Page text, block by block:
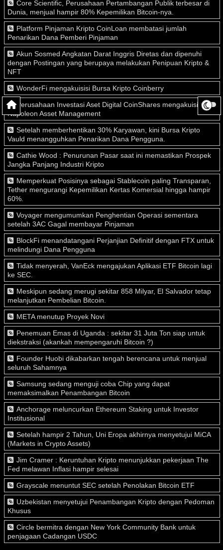
Core Scientific, Perusahaan Pertambangan Publik terbesar di
Dunia, menjual hampir 80% Kepemilikan Bitcoin-nya.
Platform Pinjaman Kripto CoinLoan membatasi jumlah
Penarikan Dana Pemberi Pinjaman
Akun Sosmed Angkatan Darat Inggris Diretas dan dipenuhi
dengan Postingan yang berupaya melakukan Penipuan Kripto &
NFT
WonderFi mengakuisisi Bursa Kripto Coinberry
Perusahaan Investasi Aset Digital CoinShares mengakuisisi
Napoleon Asset Management
Setelah memberhentikan 30% Karyawan, kini Bursa Kripto
Vauld menangguhkan Penarikan Dana Pengguna.
Cathie Wood : Penurunan Pasar saat ini memastikan Prospek
Jangka Panjang Industri Kripto
Memperkuat Posisinya sebagai Stablecoin paling Transparan,
Tether mengurangi Kepemilikan Kertas Komersial hingga hampir
60%.
Voyager mengumumkan Penghentian Operasi sementara
setelah 3AC Gagal membayar Pinjaman
BlockFi menandatangani Perjanjian Definitif dengan FTX untuk
melindungi Dana Pengguna
Tidak menyerah, VanEck mengajukan Aplikasi ETF Bitcoin lagi
ke SEC.
Meskipun sedang merugi sekitar 858 Milyar, El Salvador tetap
melanjutkan Pembelian Bitcoin.
META menutup Proyek Novi
Penemuan Emas di Uganda : sekitar 31 Juta Ton siap untuk
diekstraksi (akankah mempengaruhi Bitcoin ?)
Founder Huobi dikabarkan tengah berencana untuk menjual
seluruh Sahamnya
Samsung sedang menguji coba Chip yang dapat
memaksimalkan Penambangan Bitcoin
Anchorage meluncurkan Ethereum Staking untuk Investor
Institusional
Setelah hampir 2 Tahun, Uni Eropa akhirnya menyetujui MiCA
(Markets in Crypto Assets)
Jim Cramer : Keruntuhan Kripto menunjukkan pekerjaan The
Fed melawan Inflasi hampir selesai
Grayscale menuntut SEC setelah Penolakan Bitcoin ETF
Uzbekistan menyetujui Penambangan Kripto dengan Pedoman
Khusus
Circle bermitra dengan New York Community Bank untuk
penjagaan Cadangan USDC